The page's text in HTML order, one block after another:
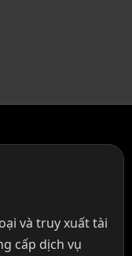
và truy xuất tài
cấp dịch vụ